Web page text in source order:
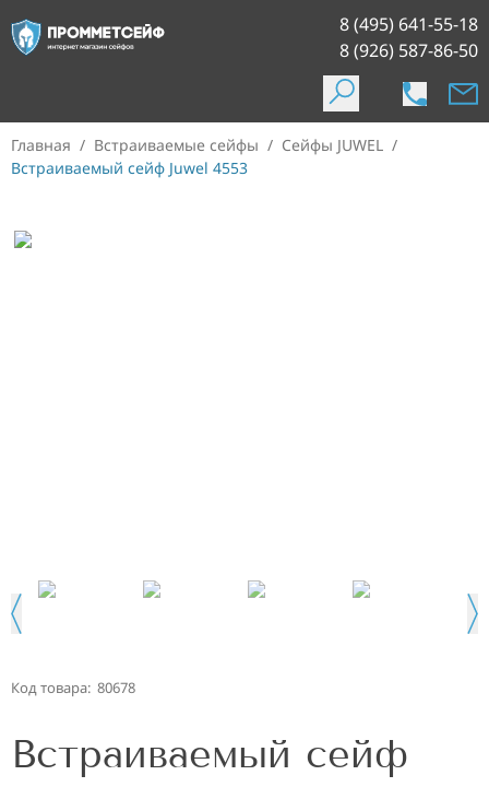
8 (495) 641-55-18
8 (926) 587-86-50
Главная / Встраиваемые сейфы / Сейфы JUWEL /
Встраиваемый сейф Juwel 4553
Код товара: 80678
Встраиваемый сейф